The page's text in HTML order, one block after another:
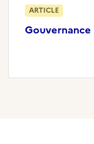
Gouvernance
ARTICLE